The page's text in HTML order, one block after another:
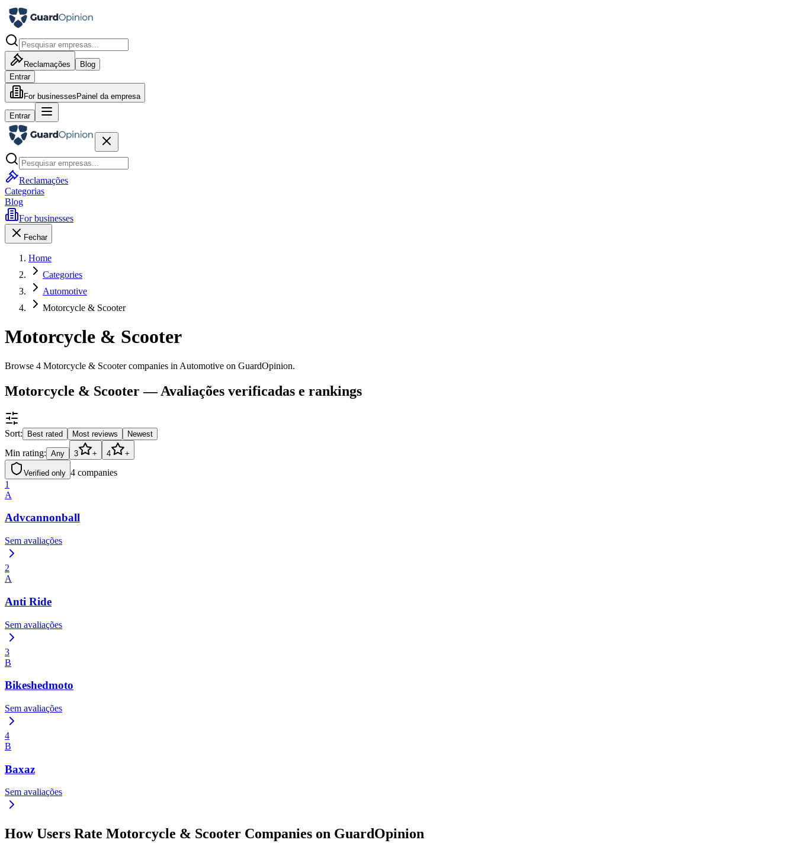
Reclamações
Blog
Entrar
For businesses Painel da empresa
Entrar
Reclamações
Categorias
Blog
For businesses
Fechar
Home
Categories
Automotive
Motorcycle & Scooter
Motorcycle & Scooter
Browse 4 Motorcycle & Scooter companies in Automotive on GuardOpinion.
Motorcycle & Scooter — Avaliações verificadas e rankings
Sort: Best rated Most reviews Newest
Min rating: Any 3 + 4 +
Verified only 4 companies
1
A
Advcannonball
Sem avaliações
2
A
Anti Ride
Sem avaliações
3
B
Bikeshedmoto
Sem avaliações
4
B
Baxaz
Sem avaliações
How Users Rate Motorcycle & Scooter Companies on GuardOpinion